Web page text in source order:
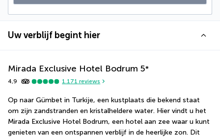
Uw verblijf begint hier
Mirada Exclusive Hotel Bodrum 5*
4,9 1.171 reviews
Op naar Gümbet in Turkije, een kustplaats die bekend staat
om zijn zandstranden en kristalheldere water. Hier vindt u het
Mirada Exclusive Hotel Bodrum, een hotel aan zee waar u kunt
genieten van een ontspannen verblijf in de heerlijke zon. Dit